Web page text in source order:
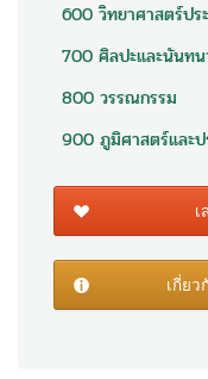
600 วิทยาศาสตร์ปร
700 ศิลปะและนันทน
800 วรรณกรรม
900 ภูมิศาสตร์และป
เกี่ยว